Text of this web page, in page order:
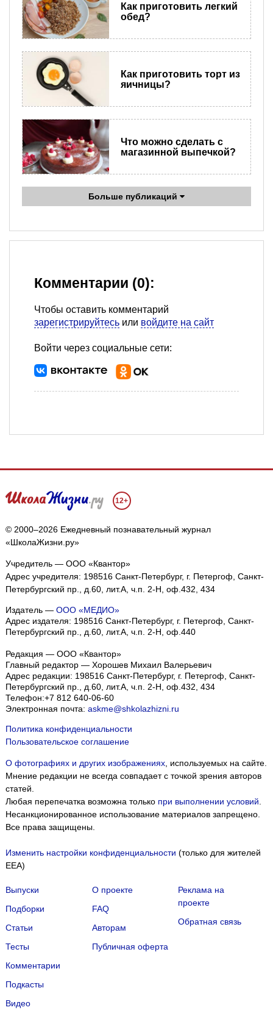
Как приготовить легкий
обед?
Как приготовить торт из
яичницы?
Что можно сделать с
магазинной выпечкой?
Больше публикаций
Комментарии (0):
Чтобы оставить комментарий
зарегистрируйтесь или войдите на сайт
Войти через социальные сети:
12+
© 2000–2026 Ежедневный познавательный журнал
«ШколаЖизни.ру»
Учредитель — ООО «Квантор»
Адрес учредителя: 198516 Санкт-Петербург, г. Петергоф, Санкт-
Петербургский пр., д.60, лит.А, ч.п. 2-Н, оф.432, 434
Издатель — ООО «МЕДИО»
Адрес издателя: 198516 Санкт-Петербург, г. Петергоф, Санкт-
Петербургский пр., д.60, лит.А, ч.п. 2-Н, оф.440
Редакция — ООО «Квантор»
Главный редактор — Хорошев Михаил Валерьевич
Адрес редакции: 198516 Санкт-Петербург, г. Петергоф, Санкт-
Петербургский пр., д.60, лит.А, ч.п. 2-Н, оф.432, 434
Телефон:+7 812 640-06-60
Электронная почта: askme@shkolazhizni.ru
Политика конфиденциальности
Пользовательское соглашение
О фотографиях и других изображениях, используемых на сайте.
Мнение редакции не всегда совпадает с точкой зрения авторов
статей.
Любая перепечатка возможна только при выполнении условий.
Несанкционированное использование материалов запрещено.
Все права защищены.
Изменить настройки конфиденциальности (только для жителей
EEA)
Выпуски
Подборки
Статьи
Тесты
Комментарии
Подкасты
Видео
О проекте
FAQ
Авторам
Публичная оферта
Реклама на
проекте
Обратная связь